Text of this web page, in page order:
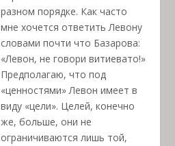
разном порядке. Как часто
мне хочется ответить Левону
словами почти что Базарова:
«Левон, не говори витиевато!»
Предполагаю, что под
«ценностями» Левон имеет в
виду «цели». Целей, конечно
же, больше, они не
ограничиваются лишь той,